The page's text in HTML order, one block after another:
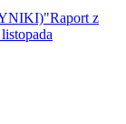
"Raport z